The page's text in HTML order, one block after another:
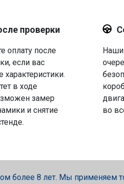
проверки
оплату после
если вас
характеристики.
в ходе
замер
и снятие
Наши
во
более 8 лет. Мы применяем